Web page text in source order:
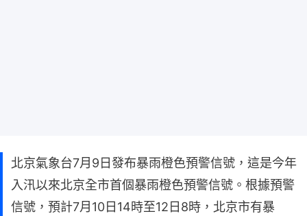
北京氣象台7月9日發布暴雨橙色預警信號，這是今年
入汛以來北京全市首個暴雨橙色預警信號。根據預警
信號，預計7月10日14時至12日8時，北京市有暴